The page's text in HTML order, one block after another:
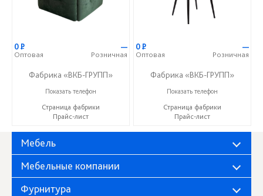
0Р
Оптовая
—
Розничная
Фабрика «ВКБ-ГРУПП»
+7 (927) 391-50-09
Показать телефон
Страница фабрики
Прайс-лист
0Р
Оптовая
—
Розничная
Фабрика «ВКБ-ГРУПП»
+7 (927) 391-50-09
Показать телефон
Страница фабрики
Прайс-лист
Мебель
Мебельные компании
Фурнитура